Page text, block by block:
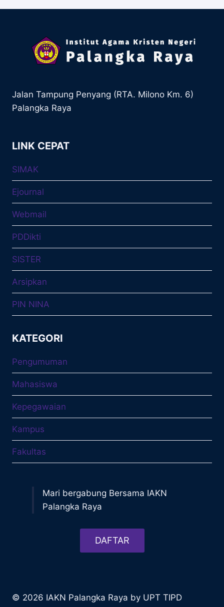
Jalan Tampung Penyang (RTA. Milono Km. 6)
Palangka Raya
LINK CEPAT
SIMAK
Ejournal
Webmail
PDDikti
SISTER
Arsipkan
PIN NINA
KATEGORI
Pengumuman
Mahasiswa
Kepegawaian
Kampus
Fakultas
Mari bergabung Bersama IAKN
Palangka Raya
DAFTAR
© 2026 IAKN Palangka Raya by UPT TIPD